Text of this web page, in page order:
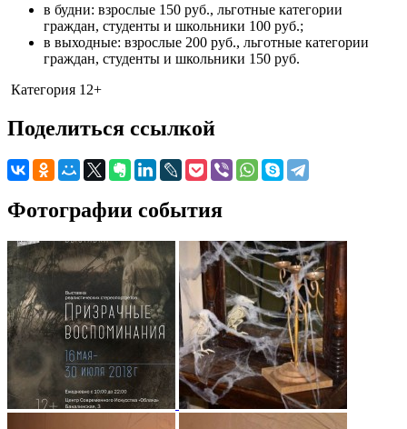
в будни: взрослые 150 руб., льготные категории
граждан, студенты и школьники 100 руб.;
в выходные: взрослые 200 руб., льготные категории
граждан, студенты и школьники 150 руб.
Категория 12+
Поделиться ссылкой
Фотографии события